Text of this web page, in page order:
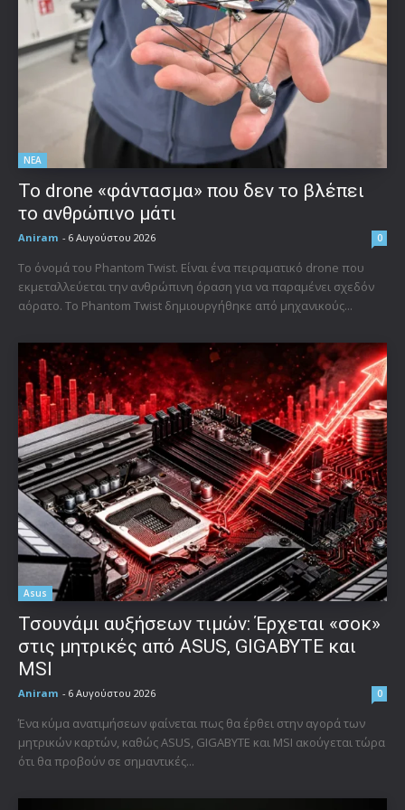
ΝΕΑ
Το drone «φάντασμα» που δεν το βλέπει
το ανθρώπινο μάτι
Aniram - 6 Αυγούστου 2026 0
Το όνομά του Phantom Twist. Είναι ένα πειραματικό drone που
εκμεταλλεύεται την ανθρώπινη όραση για να παραμένει σχεδόν
αόρατο. Το Phantom Twist δημιουργήθηκε από μηχανικούς...
Asus
Τσουνάμι αυξήσεων τιμών: Έρχεται «σοκ»
στις μητρικές από ASUS, GIGABYTE και
MSI
Aniram - 6 Αυγούστου 2026 0
Ένα κύμα ανατιμήσεων φαίνεται πως θα έρθει στην αγορά των
μητρικών καρτών, καθώς ASUS, GIGABYTE και MSI ακούγεται τώρα
ότι θα προβούν σε σημαντικές...